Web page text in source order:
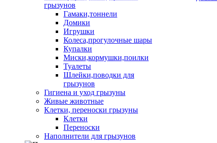
грызунов
Гамаки,тоннели
Домики
Игрушки
Колеса,прогулочные шары
Купалки
Миски,кормушки,поилки
Туалеты
Шлейки,поводки для
грызунов
Гигиена и уход грызуны
Живые животные
Клетки, переноски грызуны
Клетки
Переноски
Наполнители для грызунов